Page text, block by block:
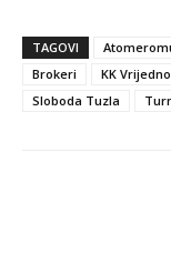
TAGOVI
Brokeri
KK
Sloboda Tuzla